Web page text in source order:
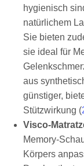
hygienisch
natürlichem
Sie bieten
sie ideal für
aus
günstiger,
Stützwirkung (
Visco-
Memory-
Körpers